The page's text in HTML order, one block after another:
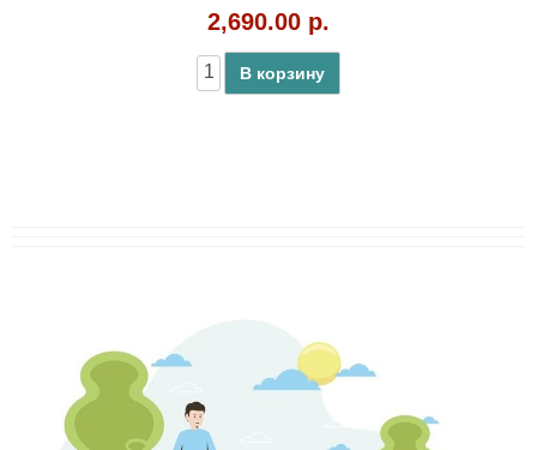
2,690.00 р.
В корзину